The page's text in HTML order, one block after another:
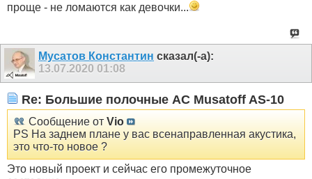
проще - не ломаются как девочки...
Мусатов Константин сказал(-а):
13.07.2020 01:08
Re: Большие полочные АС Musatoff AS-10
Сообщение от Vio
PS На заднем плане у вас всенаправленная акустика,
это что-то новое ?
Это новый проект и сейчас его промежуточное